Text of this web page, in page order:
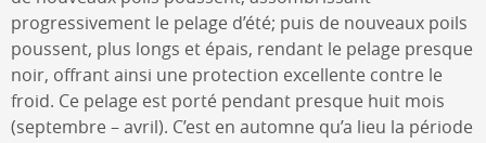
progressivement le pelage d’été; puis de nouveaux poils
poussent, plus longs et épais, rendant le pelage presque
noir, offrant ainsi une protection excellente contre le
froid. Ce pelage est porté pendant presque huit mois
(septembre – avril). C’est en automne qu’a lieu la période